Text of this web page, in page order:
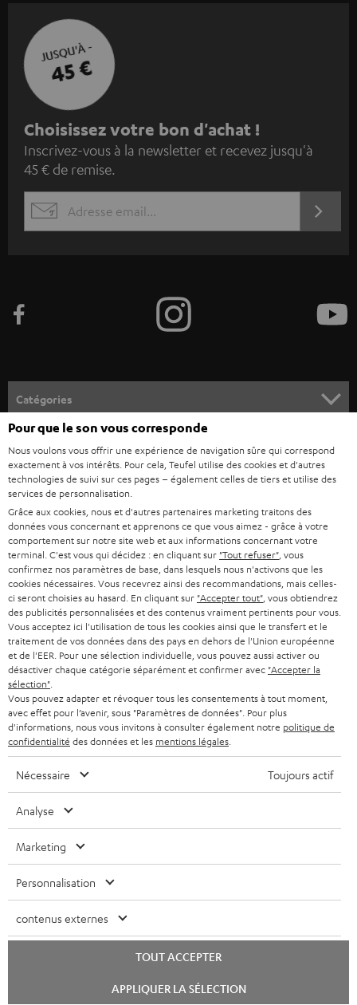
JUSQU'À -
45 €
I
n
s
c
r
z
o
u
à
l
a
n
e
w
s
l
e
t
t
e
r
Choisissez votre bon d'achat !
Inscrivez-vous à la newsletter et recevez jusqu'à
45 € de remise.
EMAIL
Catégories
HOME CINEMA
SYSTEMES COMPLETS HOME CINEMA
BARRES DE SON
STEREO
SMART HOME
BLUETOOTH
CASQUES AUDIO
CASQUES BLUETOOTH AUDIO
SYSTEMES COMPLETS
ENCEINTES
ÉCOUTEURS INTRA-AURICULAIRES
FANSHOP
NOUVEAUTÉS
Société
SUPPORT
CARRIÈRE
PRESSE
B2B
BLOG
NEWSLETTER
MAGASINS
AVANTAGES D’ACHAT
L’HISTOIRE DE TEUFEL
MANAGEMENT
DEVELOPPEMENT DURABLE
VALEURS
ACCESSIBILITÉ
Boutiques en ligne Teufel
ALLEMAGNE
AUTRICHE
SUISSE
PAYS-BAS
BELGIQUE
FRANCE
ESPAGNE
USA
Sous réserve de modifications techniques, de fautes de frappe et d’autres
livraison. D’éventuels frais d’élimination des batteries sont inclus dans le prix.
©2026 Lautsprecher Teufel GmbH - Tous droits réservés.
Politique de confidentialité
Pour que le son vous corresponde
Nous voulons vous offrir une expérience de navigation sûre qui correspond
exactement à vos intérêts. Pour cela, Teufel utilise des cookies et d'autres
technologies de suivi sur ces pages – également celles de tiers et utilise des
services de personnalisation.
Grâce aux cookies, nous et d'autres partenaires marketing traitons des
données vous concernant et apprenons ce que vous aimez - grâce à votre
comportement sur notre site web et aux informations concernant votre
terminal. C'est vous qui décidez : en cliquant sur "Tout refuser" , vous
confirmez nos paramètres de base, dans lesquels nous n'activons que les
cookies nécessaires. Vous recevrez ainsi des recommandations, mais celles-
ci seront choisies au hasard. En cliquant sur "Accepter tout" , vous obtiendrez
des publicités personnalisées et des contenus vraiment pertinents pour vous.
Vous acceptez ici l'utilisation de tous les cookies ainsi que le transfert et le
traitement de vos données dans des pays en dehors de l'Union européenne
et de l'EER. Pour une sélection individuelle, vous pouvez aussi activer ou
désactiver chaque catégorie séparément et confirmer avec "Accepter la
sélection"
Vous pouvez adapter et révoquer tous les consentements à tout moment,
avec effet pour l’avenir, sous "Paramètres de données". Pour plus
d'informations, nous vous invitons à consulter également notre politique de
confidentialité des données et les mentions légales
Nécessaire Toujours actif
Analyse
Marketing
Personnalisation
contenus externes
TOUT ACCEPTER
APPLIQUER LA SÉLECTION